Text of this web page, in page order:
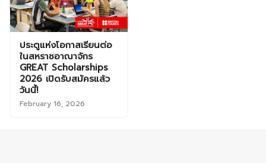
ประตูแห่งโอกาสเรียนต่อ
ในสหราชอาณาจักร
GREAT Scholarships
2026 เปิดรับสมัครแล้ว
วันนี้!
February 16, 2026